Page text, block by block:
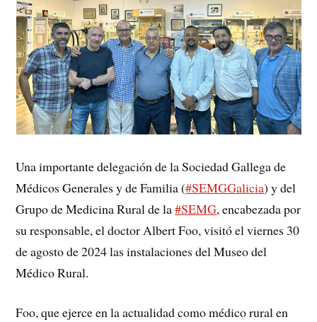
Una importante delegación de la Sociedad Gallega de
Médicos Generales y de Familia (#SEMGGalicia) y del
Grupo de Medicina Rural de la#SEMG, encabezada por
su responsable, el doctor Albert Foo, visitó el viernes 30
de agosto de 2024 las instalaciones del Museo del
Médico Rural.
Foo, que ejerce en la actualidad como médico rural en